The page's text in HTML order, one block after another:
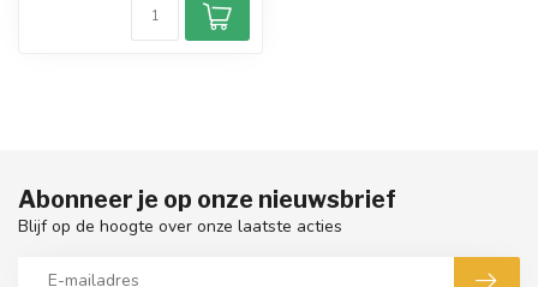
Abonneer je op onze nieuwsbrief
Blijf op de hoogte over onze laatste acties